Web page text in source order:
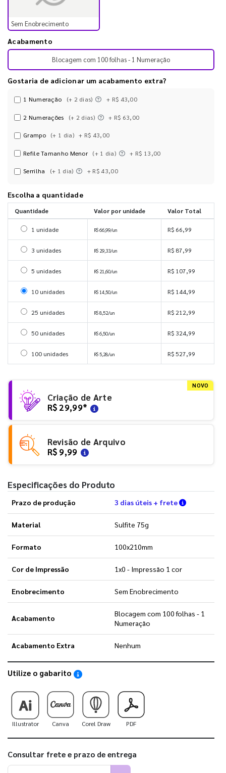
Sem Enobrecimento
Acabamento
Blocagem com 100 folhas - 1 Numeração
Gostaria de adicionar um acabamento extra?
1 Numeração (+ 2 dias) + R$ 43,00
2 Numerações (+ 2 dias) + R$ 63,00
Grampo (+ 1 dia) + R$ 43,00
Refile Tamanho Menor (+ 1 dia) + R$ 13,00
Serrilha (+ 1 dia) + R$ 43,00
Escolha a quantidade
Quantidade Valor por unidade Valor Total
Selecionar 1 unidade
1 unidade R$ 66,99/un R$ 66,99
Selecionar 3 unidades
3 unidades R$ 29,33/un R$ 87,99
Selecionar 5 unidades
5 unidades R$ 21,60/un R$ 107,99
Selecionar 10 unidades
10 unidades R$ 14,50/un R$ 144,99
Selecionar 25 unidades
25 unidades R$ 8,52/un R$ 212,99
Selecionar 50 unidades
50 unidades R$ 6,50/un R$ 324,99
Selecionar 100 unidades
100 unidades R$ 5,28/un R$ 527,99
NOVO
Criação de Arte
R$ 29,99*
Revisão de Arquivo
R$ 9,99
Especificações do Produto
Prazo de produção 3 dias úteis + frete Verifique
Material Sulfite 75g
Formato 100x210mm
Cor de Impressão 1x0 - Impressão 1 cor
Enobrecimento Sem Enobrecimento
Acabamento
Blocagem com 100 folhas - 1
Numeração
Acabamento Extra Nenhum
Utilize o gabarito Saiba como utilizar os nossos gabaritos
Illustrator Canva Corel Draw PDF
Consultar frete e prazo de entrega